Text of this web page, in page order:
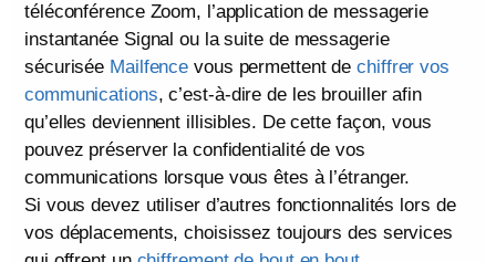
téléconférence Zoom, l’application de messagerie
instantanée Signal ou la suite de messagerie
sécurisée Mailfence vous permettent dechiffrer vos
communications, c’est-à-dire de les brouiller afin
qu’elles deviennent illisibles. De cette façon, vous
pouvez préserver la confidentialité de vos
communications lorsque vous êtes à l’étranger.
Si vous devez utiliser d’autres fonctionnalités lors de
vos déplacements, choisissez toujours des services